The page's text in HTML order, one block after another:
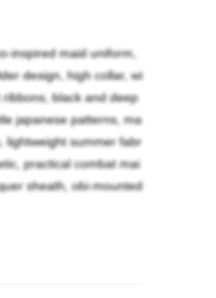
inspired maid uniform,
design, high collar, wi
black and deep
japanese patterns, ma
lightweight summer fabr
practical combat mai
sheath, obi-mounted